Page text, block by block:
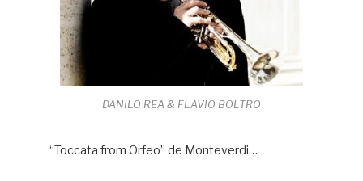
DANILO REA & FLAVIO BOLTRO
“Toccata from Orfeo” de Monteverdi…